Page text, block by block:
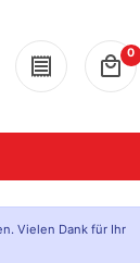
receipt local_mall
0
Vielen Dank für Ihr